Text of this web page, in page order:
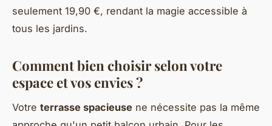
seulement 19,90 €, rendant la magie accessible à
tous les jardins.
Comment bien choisir selon votre
espace et vos envies ?
Votre terrasse spacieuse ne nécessite pas la même